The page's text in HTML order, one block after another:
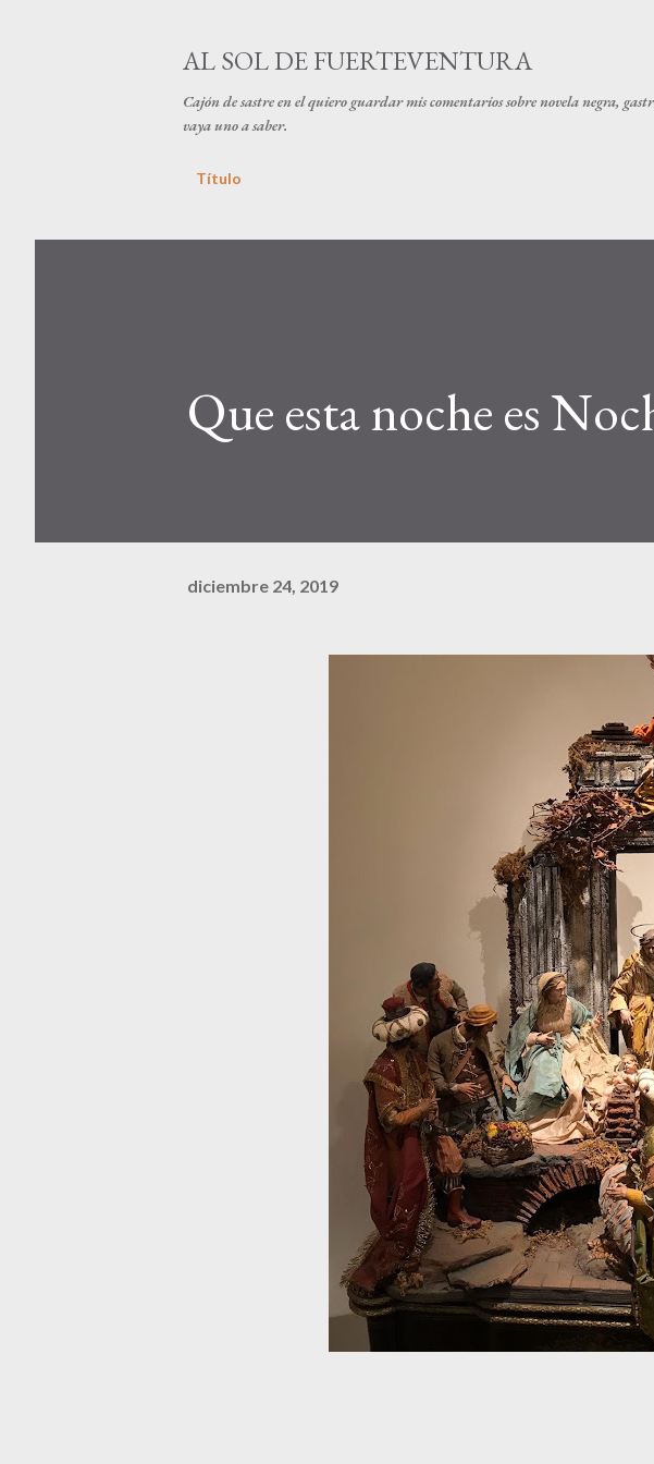
AL SOL DE FUERTEVENTURA
Cajón de sastre en el quiero guardar mis comentarios sobre novela negra,
vaya uno a saber.
Título
Que esta noche es
diciembre 24, 2019